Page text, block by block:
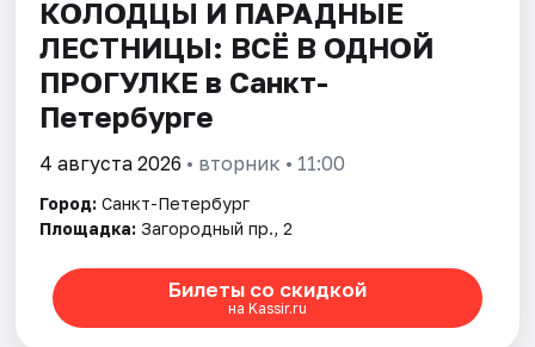
КОЛОДЦЫ И ПАРАДНЫЕ
ЛЕСТНИЦЫ: ВСЁ В ОДНОЙ
ПРОГУЛКЕ в Санкт-
Петербурге
4 августа 2026 • вторник • 11:00
Город: Санкт-Петербург
Площадка: Загородный пр., 2
Билеты со скидкой
на Kassir.ru